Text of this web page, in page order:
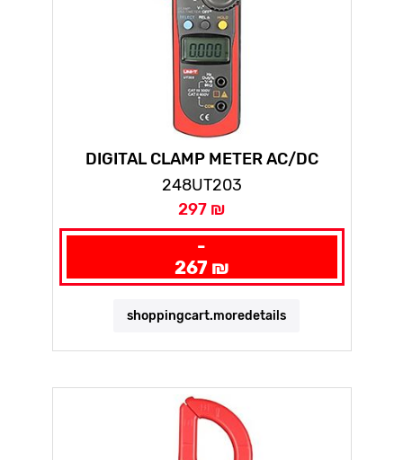
DIGITAL CLAMP METER AC/DC
UT203
248UT203
297 ₪
-
267 ₪
shoppingcart.moredetails